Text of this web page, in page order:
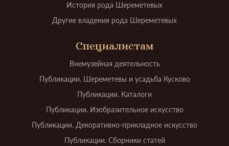
История рода Шереметевых
Другие владения рода Шереметевых
Специалистам
Внемузейная деятельность
Публикации. Шереметевы и усадьба Кусково
Публикации. Каталоги
Публикации. Изобразительное искусство
Публикации. Декоративно-прикладное искусство
Публикации. Сборники статей